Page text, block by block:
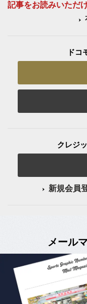
記事をお読みいただ
ドコ
クレジ
新規会員
メール